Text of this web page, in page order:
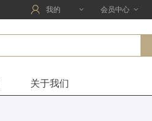
我的 会员中心
关于我们